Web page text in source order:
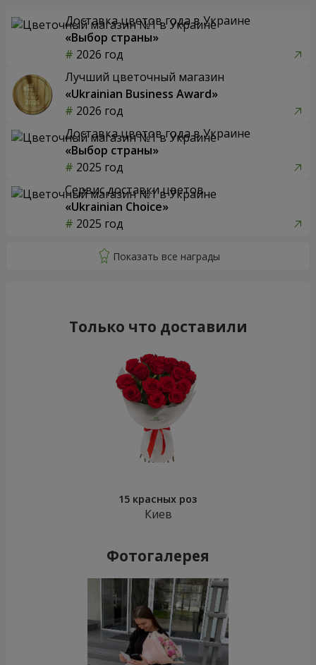
Доставка цветов года в Украине
«Выбор страны»
2026 год
Лучший цветочный магазин
«Ukrainian Business Award»
2026 год
Доставка цветов года в Украине
«Выбор страны»
2025 год
Сервис доставки цветов
«Ukrainian Choice»
2025 год
Только что доставили
15 красных роз
Киев
Фотогалерея